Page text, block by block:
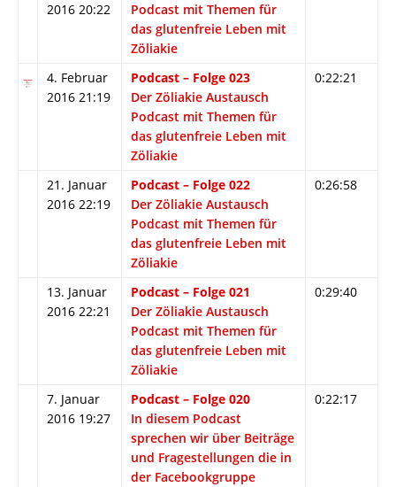
2016 20:22
Podcast mit Themen für
das glutenfreie Leben mit
Zöliakie
4. Februar
2016 21:19
Podcast – Folge 023
Der Zöliakie Austausch
Podcast mit Themen für
das glutenfreie Leben mit
Zöliakie
0:22:21
21. Januar
2016 22:19
Podcast – Folge 022
Der Zöliakie Austausch
Podcast mit Themen für
das glutenfreie Leben mit
Zöliakie
0:26:58
13. Januar
2016 22:21
Podcast – Folge 021
Der Zöliakie Austausch
Podcast mit Themen für
das glutenfreie Leben mit
Zöliakie
0:29:40
7. Januar
2016 19:27
Podcast – Folge 020
In diesem Podcast
sprechen wir über Beiträge
und Fragestellungen die in
der Facebookgruppe
0:22:17